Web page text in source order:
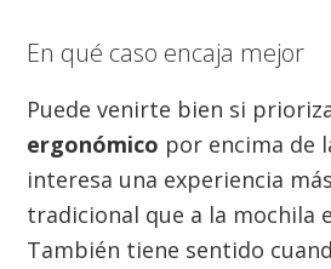
En qué caso encaja mejor
Puede venirte bien si
ergonómico por encima de
interesa una experiencia
tradicional que a la mochila
También tiene sentido